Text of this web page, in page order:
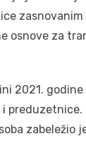
osnove za
2021.
preduzetnice.
zabeležio